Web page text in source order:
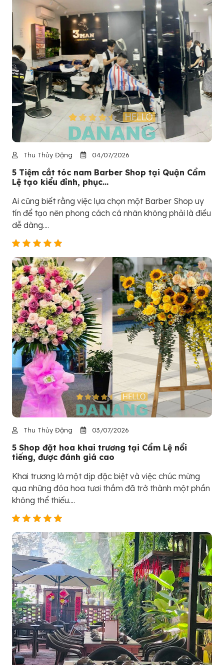
Thu Thủy Đặng 04/07/2026
5 Tiệm cắt tóc nam Barber Shop tại Quận Cẩm
Lệ tạo kiểu đỉnh, phục...
Ai cũng biết rằng việc lựa chọn một Barber Shop uy
tín để tạo nên phong cách cá nhân không phải là điều
dễ dàng....
Thu Thủy Đặng 03/07/2026
5 Shop đặt hoa khai trương tại Cẩm Lệ nổi
tiếng, được đánh giá cao
Khai trương là một dịp đặc biệt và việc chúc mừng
qua những đóa hoa tươi thắm đã trở thành một phần
không thể thiếu....